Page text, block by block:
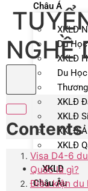
Châu Á
XKLD
Du
XKLĐ
Du
XKLĐ
XKLĐ
XKLĐ
XKLĐ
XKLD
Châu Âu
NGHỀ
Contents
Visa D4-6
Quốc là gì?
Điều kiện du